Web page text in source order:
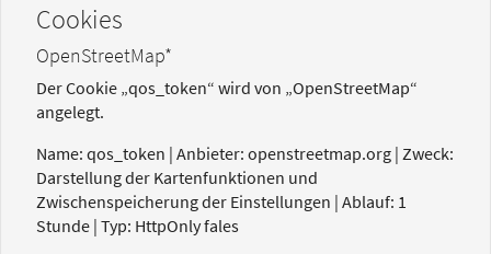
Cookies
OpenStreetMap*
Der Cookie „qos_token“ wird von „OpenStreetMap“
angelegt.
Name: qos_token | Anbieter: openstreetmap.org | Zweck:
Darstellung der Kartenfunktionen und
Zwischenspeicherung der Einstellungen | Ablauf: 1
Stunde | Typ: HttpOnly fales